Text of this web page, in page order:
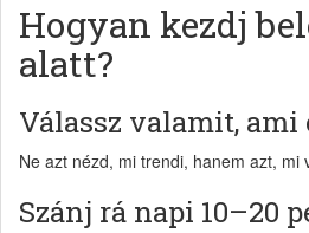
Hogyan kezdj
alatt?
Válassz valamit, ami
Ne azt nézd, mi trendi, hanem azt, mi
Szánj rá napi 10–20